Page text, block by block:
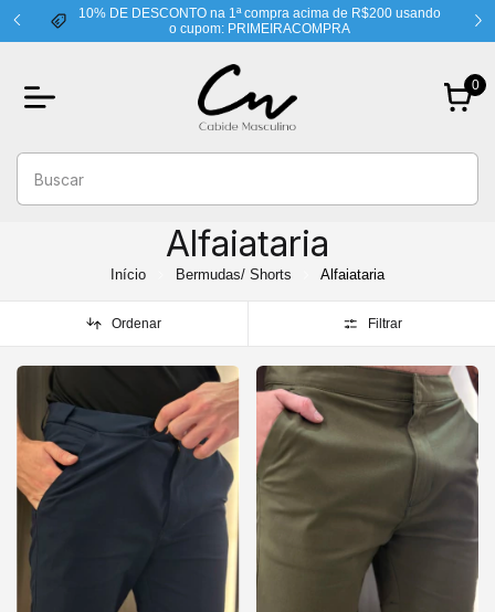
10% DE DESCONTO na 1ª compra acima de R$200 usando
o cupom: PRIMEIRACOMPRA
0
Alfaiataria
Início Bermudas/ Shorts Alfaiataria
Ordenar Filtrar